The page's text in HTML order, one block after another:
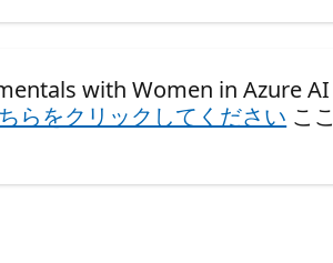
with Women in Azure AI
らをクリックしてください こ